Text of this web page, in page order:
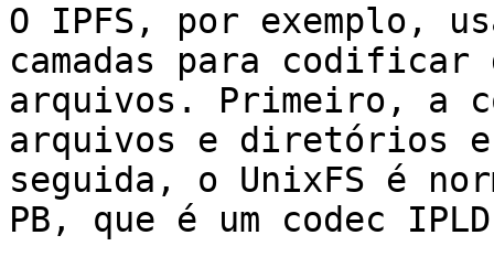
O IPFS, por exemplo,
camadas para codificar
arquivos. Primeiro, a
arquivos e diretórios e
seguida, o UnixFS é
PB, que é um codec